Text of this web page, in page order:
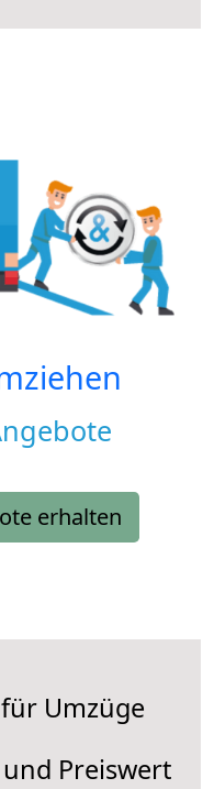
erhalten
Umzüge
Preiswert